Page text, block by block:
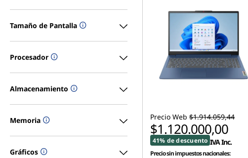
n
Tamaño de Pantalla
Procesador
Almacenamiento
Memoria
Gráficos
Precio Web $1.914.059,44
$1.120.000,00
41% de descuento IVA Inc.
Precio sin impuestos nacionales: